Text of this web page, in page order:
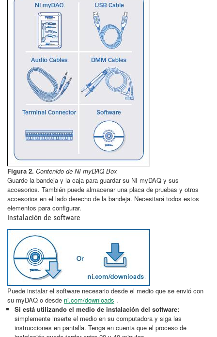
Figura 2. Contenido de NI myDAQ Box
Guarde la bandeja y la caja para guardar su NI myDAQ y sus
accesorios. También puede almacenar una placa de pruebas y otros
accesorios en el lado derecho de la bandeja. Necesitará todos estos
elementos para configurar.
Instalación de software
Puede instalar el software necesario desde el medio que se envió con
su myDAQ o desde ni.com/downloads .
Si está utilizando el medio de instalación del software:
simplemente inserte el medio en su computadora y siga las
instrucciones en pantalla. Tenga en cuenta que el proceso de